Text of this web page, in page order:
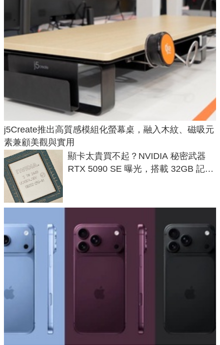
j5Create推出高質感模組化螢幕桌，融入木紋、磁吸元
素兼顧美觀與實用
顯卡太貴買不起？NVIDIA 秘密武器
RTX 5090 SE 曝光，搭載 32GB 記憶